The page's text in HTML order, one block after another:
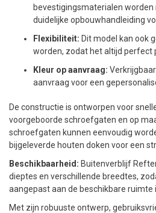
bevestigingsmaterialen
duidelijke opbouwhandleiding
Flexibiliteit: Dit model kan ook
worden, zodat het altijd perfect
Kleur op aanvraag:
aanvraag voor een
De constructie is ontworpen voor
voorgeboorde schroefgaten en op
schroefgaten kunnen eenvoudig
bijgeleverde houten doken voor een
Beschikbaarheid: Buitenverblijf
dieptes en verschillende breedtes,
aangepast aan de beschikbare ruimte
Met zijn robuuste ontwerp,